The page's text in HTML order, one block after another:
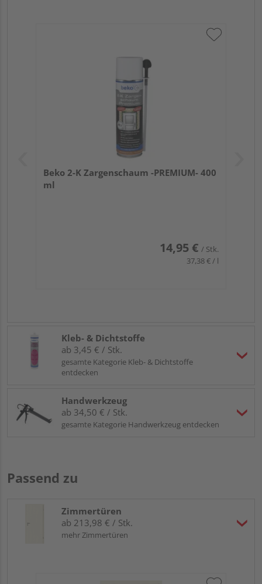
Beko 2-K Zargenschaum -PREMIUM- 400
ml
14,95 € / Stk.
37,38 € / l
Kleb- & Dichtstoffe
ab 3,45 € / Stk.
gesamte Kategorie Kleb- & Dichtstoffe
entdecken
Handwerkzeug
ab 34,50 € / Stk.
gesamte Kategorie Handwerkzeug entdecken
Passend zu
Zimmertüren
ab 213,98 € / Stk.
mehr Zimmertüren